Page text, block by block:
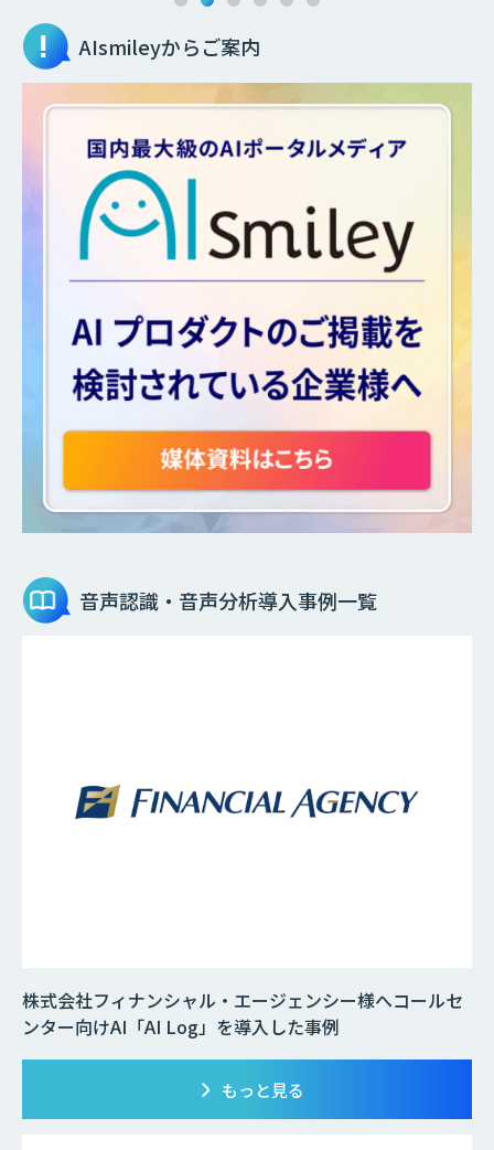
AIsmileyからご案内
音声認識・音声分析導入事例一覧
株式会社フィナンシャル・エージェンシー様へコールセ
ンター向けAI「AI Log」を導入した事例
もっと見る